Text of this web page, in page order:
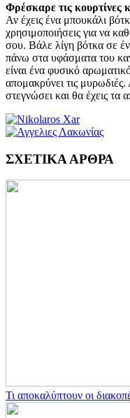
Φρέσκαρε τις κουρτίνες
Αν έχεις ένα μπουκάλι
χρησιμοποιήσεις για να
σου. Βάλε λίγη βότκα σε
πάνω στα υφάσματα του
είναι ένα φυσικό
απομακρύνει τις
στεγνώσει και θα έχεις τα
ΣΧΕΤΙΚΑ ΑΡΘΡΑ
Τι αποκαλύπτουν οι